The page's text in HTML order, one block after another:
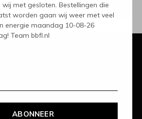
met gesloten. Bestellingen die
worden gaan wij weer met veel
energie maandag 10-08-26
Team bbfl.nl
ABONNEER
ABONNEER